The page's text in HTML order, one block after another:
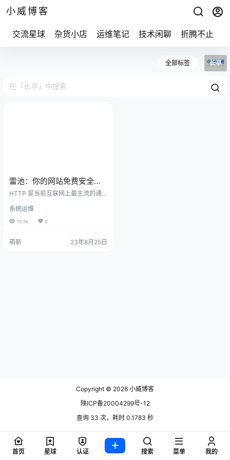
小威博客
交流星球 杂货小店 运维笔记 技术闲聊 折腾不止
全部标签 长亭
雷池：你的网站免费安全卫
士
HTTP 是当前互联网上最主流的通
使用建站工具轻松搭建一个新的网
站。今天推荐给大家的就是这样一
发布三个多月就斩获了 3K Star。
系统运维
10.5k 0
萌新 23年8月25日
Copyright © 2026 小威博客
陕ICP备20004299号-12
查询 33 次，耗时 0.1783 秒
首页 星球 认证 搜索 菜单 我的